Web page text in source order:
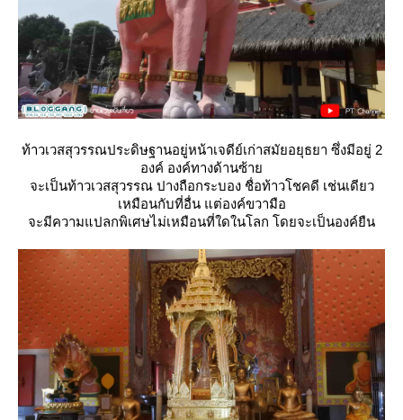
ท้าวเวสสุวรรณประดิษฐานอยู่หน้าเจดีย์เก่าสมัยอยุธยา ซึ่งมีอยู่ 2
องค์ องค์ทางด้านซ้า
จะเป็นท้าวเวสสุวรรณ ปางถือกระบอง ชื่อท้าวโชคดี เช่นเดียว
เหมือนกับที่อื่น แต่องค์ขวามือ
จะมีความแปลกพิเศษไม่เหมือนที่ใดในโลก โดยจะเป็นองค์ยืน